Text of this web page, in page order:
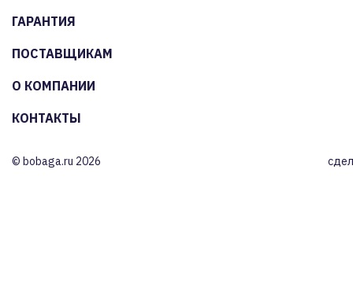
ГАРАНТИЯ
ПОСТАВЩИКАМ
О КОМПАНИИ
КОНТАКТЫ
© bobaga.ru 2026